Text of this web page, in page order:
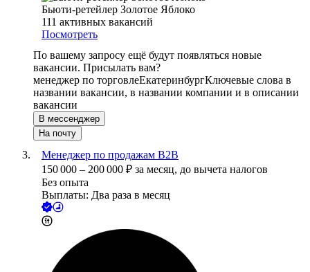
Бьюти-ретейлер Золотое Яблоко
111 активных вакансий
Посмотреть
По вашему запросу ещё будут появляться новые
вакансии. Присылать вам?
менеджер по торговлеЕкатеринбургКлючевые слова в
названии вакансии, в названии компании и в описании
вакансии
В мессенджер
На почту
Менеджер по продажам B2B
150 000 – 200 000 ₽ за месяц, до вычета налогов
Без опыта
Выплаты: Два раза в месяц